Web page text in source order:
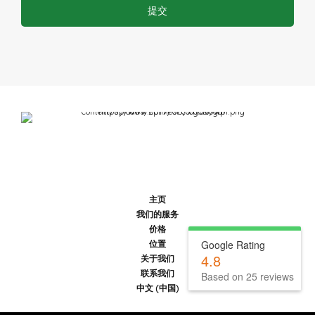
主页
我们的服务
价格
位置
关于我们
联系我们
中文 (中国)
Google Rating
4.8
Based on 25 reviews